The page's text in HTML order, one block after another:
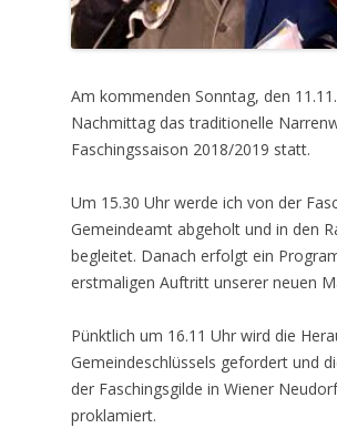
Am kommenden Sonntag, den
Nachmittag das traditionelle
Faschingssaison 2018/2019 statt.
Um 15.30 Uhr werde ich von der
Gemeindeamt abgeholt und in den
begleitet. Danach erfolgt ein
erstmaligen Auftritt unserer neuen
Pünktlich um 16.11 Uhr wird die
Gemeindeschlüssels gefordert und
der Faschingsgilde in Wiener
proklamiert.